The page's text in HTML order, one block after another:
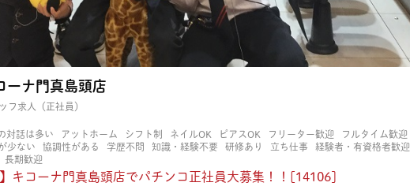
ーナ門真島頭店
フ求人（正社員）
対話は多い アットホーム シフト制 ネイルOK ピアスOK フリーター歓迎
フルタイム歓迎
少ない 協調性がある 学歴不問 知識・経験不要 研修あり 立ち仕事
経験者・有資格者歓迎
長期歓迎
キコーナ門真島頭店でパチンコ正社員大募集！！[14106]